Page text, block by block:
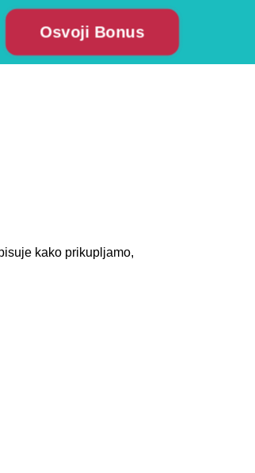
Osvoji Bonus
kako prikupljamo,